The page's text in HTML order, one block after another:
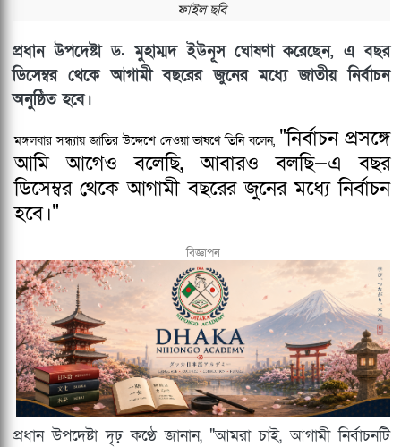
ফাইল ছবি
প্রধান উপদেষ্টা ড. মুহাম্মদ ইউনূস ঘোষণা করেছেন, এ বছর
ডিসেম্বর থেকে আগামী বছরের জুনের মধ্যে জাতীয় নির্বাচন
অনুষ্ঠিত হবে।
মঙ্গলবার সন্ধ্যায় জাতির উদ্দেশে দেওয়া ভাষণে তিনি বলেন, "নির্বাচন প্রসঙ্গে
আমি আগেও বলেছি, আবারও বলছি—এ বছর
ডিসেম্বর থেকে আগামী বছরের জুনের মধ্যে নির্বাচন
হবে।"
বিজ্ঞাপন
প্রধান উপদেষ্টা দৃঢ় কণ্ঠে জানান, "আমরা চাই, আগামী নির্বাচনটি